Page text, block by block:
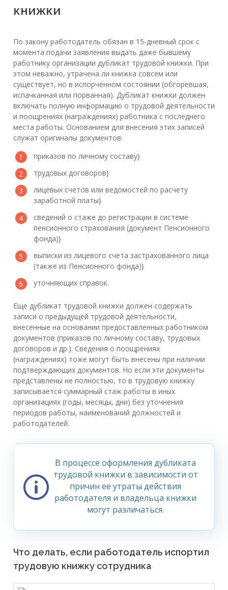
книжки
По закону работодатель обязан в 15-дневный срок с
момента подачи заявления выдать даже бывшему
работнику организации дубликат трудовой книжки. При
этом неважно, утрачена ли книжка совсем или
существует, но в испорченном состоянии (обгоревшая,
испачканная или порванная). Дубликат книжки должен
включать полную информацию о трудовой деятельности
и поощрениях (награждениях) работника с последнего
места работы. Основанием для внесения этих записей
служат оригиналы документов:
приказов по личному составу}
трудовых договоров}
лицевых счетов или ведомостей по расчету
заработной платы}
сведений о стаже до регистрации в системе
пенсионного страхования (документ Пенсионного
фонда)}
выписки из лицевого счета застрахованного лица
(также из Пенсионного фонда)}
уточняющих справок.
Еще дубликат трудовой книжки должен содержать
записи о предыдущей трудовой деятельности,
внесенные на основании предоставленных работником
документов (приказов по личному составу, трудовых
договоров и др.). Сведения о поощрениях
(награждениях) тоже могут быть внесены при наличии
подтверждающих документов. Но если эти документы
представлены не полностью, то в трудовую книжку
записывается суммарный стаж работы в иных
организациях (годы, месяцы, дни) без уточнения
периодов работы, наименований должностей и
работодателей.
В процессе оформления дубликата
трудовой книжки в зависимости от
причин ее утраты действия
работодателя и владельца книжки
могут различаться.
Что делать, если работодатель испортил
трудовую книжку сотрудника